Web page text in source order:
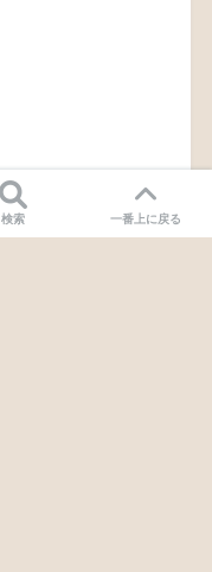
検索 一番上に戻る